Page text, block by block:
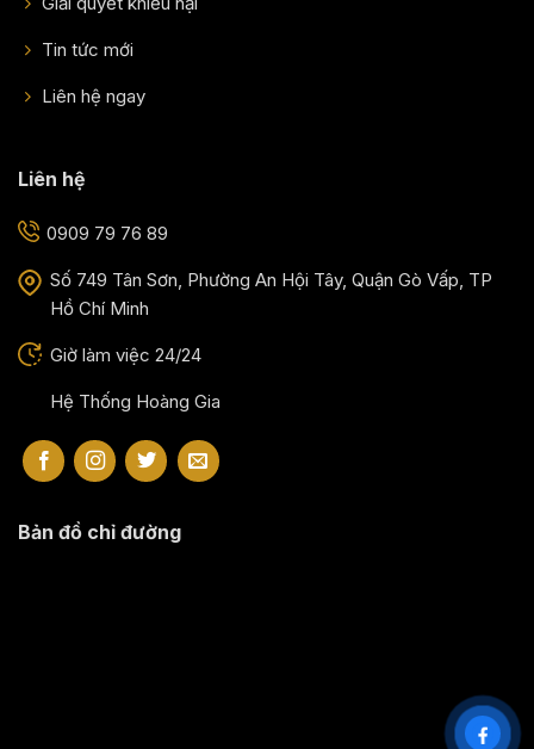
Tin tức mới
Liên hệ ngay
Liên hệ
0909 79 76 89
Số 749 Tân Sơn, Phường An Hội Tây, Quận Gò Vấp, TP
Hồ Chí Minh
Giờ làm việc 24/24
Hệ Thống Hoàng Gia
Bản đồ chỉ đường